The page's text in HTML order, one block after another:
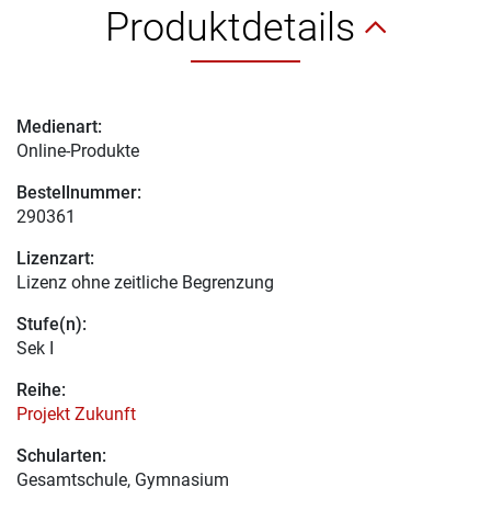
Produktdetails
Medienart:
Online-Produkte
Bestellnummer:
290361
Lizenzart:
Lizenz ohne zeitliche Begrenzung
Stufe(n):
Sek I
Reihe:
Projekt Zukunft
Schularten:
Gesamtschule, Gymnasium